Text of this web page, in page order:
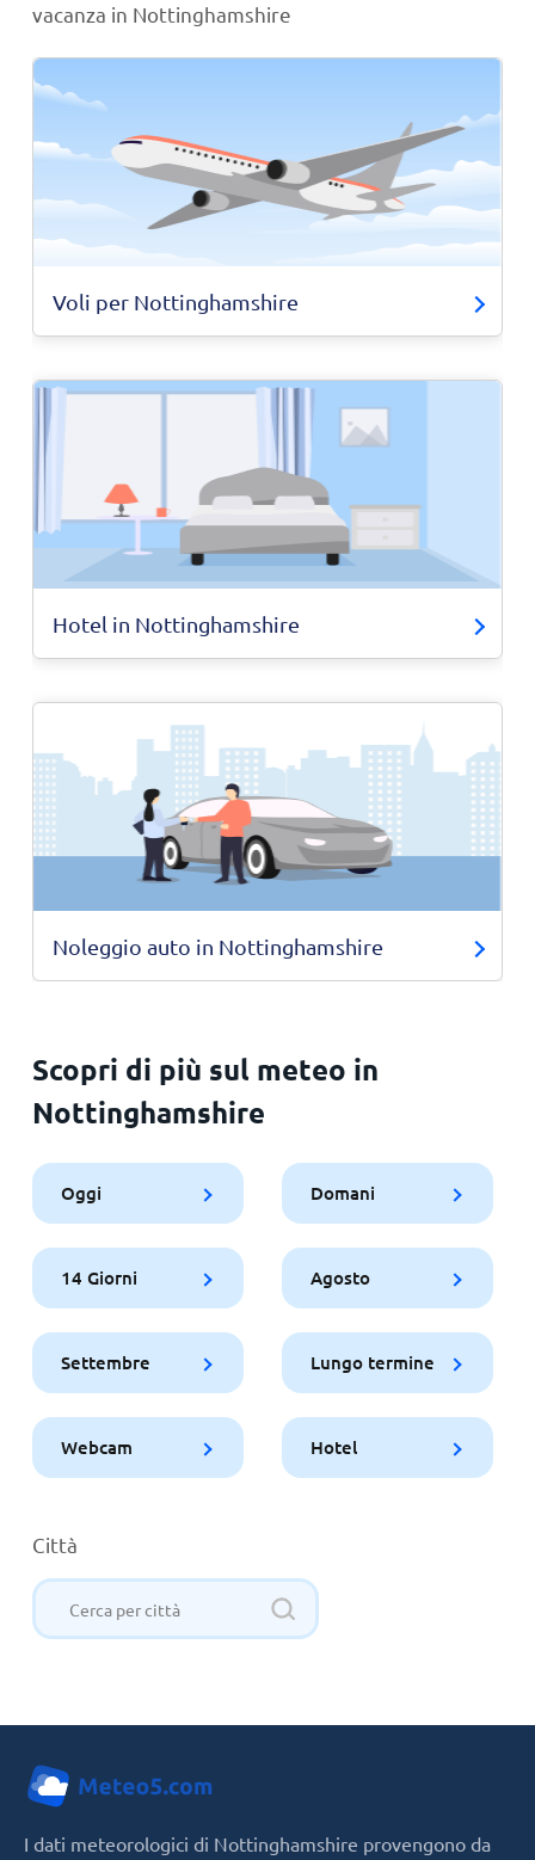
vacanza in Nottinghamshire
Voli per Nottinghamshire
Hotel in Nottinghamshire
Noleggio auto in Nottinghamshire
Scopri di più sul meteo in
Nottinghamshire
Oggi Domani
14 Giorni Agosto
Settembre Lungo termine
Webcam Hotel
Città
I dati meteorologici di Nottinghamshire provengono da